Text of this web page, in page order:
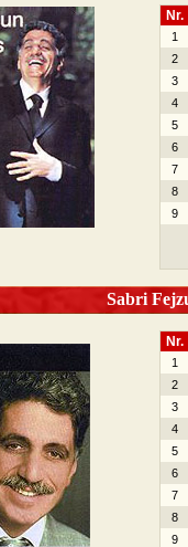
Nr.
1
2
3
4
5
6
7
8
9
Sabri
Nr.
1
2
3
4
5
6
7
8
9